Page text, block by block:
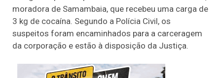
moradora de Samambaia, que recebeu uma carga de
3 kg de cocaína. Segundo a Polícia Civil, os
suspeitos foram encaminhados para a carceragem
da corporação e estão à disposição da Justiça.